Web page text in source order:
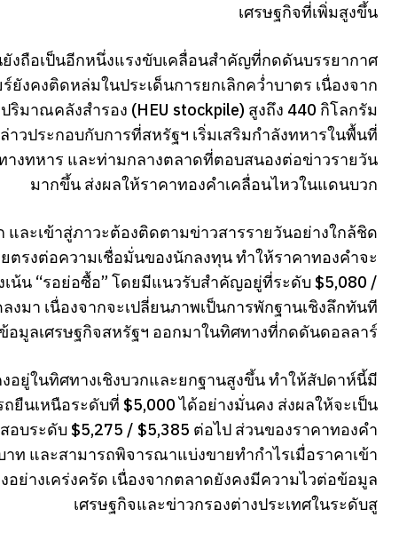
เศรษฐกิจที่เพิ่มสูงขึ้น
ถือเป็นอีกหนึ่งแรงขับเคลื่อนสำคัญที่กดดันบรรยากาศ
ยังคงติดหล่มในประเด็นการยกเลิกคว่ำบาตร เนื่องจาก
มาณคลังสำรอง (HEU stockpile) สูงถึง 440 กิโลกรัม
วประกอบกับการที่สหรัฐฯ เริ่มเสริมกำลังทหารในพื้นที่
งทหาร และท่ามกลางตลาดที่ตอบสนองต่อข่าวรายวัน
มากขึ้น ส่งผลให้ราคาทองคำเคลื่อนไหวในแดนบวก
ละเข้าสู่ภาวะต้องติดตามข่าวสารรายวันอย่างใกล้ชิด
รงต่อความเชื่อมั่นของนักลงทุน ทำให้ราคาทองคำจะ
น้น “รอย่อซื้อ” โดยมีแนวรับสำคัญอยู่ที่ระดับ $5,080 /
มา เนื่องจากจะเปลี่ยนภาพเป็นการพักฐานเชิงลึกทันที
มูลเศรษฐกิจสหรัฐฯ ออกมาในทิศทางที่กดดันดอลลาร์
ยู่ในทิศทางเชิงบวกและยกฐานสูงขึ้น ทำให้สัปดาห์นี้มี
นเหนือระดับที่ $5,000 ได้อย่างมั่นคง ส่งผลให้จะเป็น
บระดับ $5,275 / $5,385 ต่อไป ส่วนของราคาทองคำ
และสามารถพิจารณาแบ่งขายทำกำไรเมื่อราคาเข้า
ย่างเคร่งครัด เนื่องจากตลาดยังคงมีความไวต่อข้อมูล
เศรษฐกิจและข่าวกรองต่างประเทศในระดับสู